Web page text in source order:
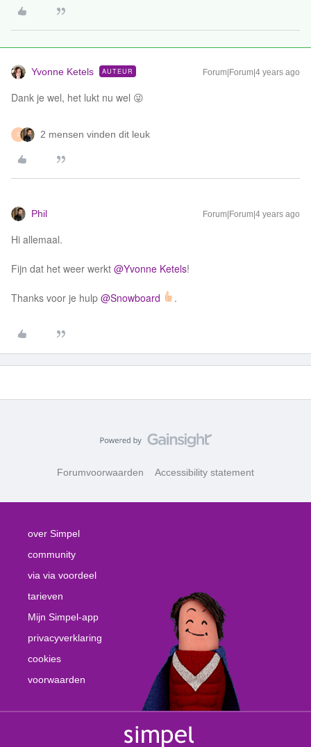
Yvonne Ketels AUTEUR Forum|Forum|4 years ago
Dank je wel, het lukt nu wel 😜
S 2 mensen vinden dit leuk
Phil Forum|Forum|4 years ago
Hi allemaal.
Fijn dat het weer werkt @Yvonne Ketels!
Thanks voor je hulp @Snowboard .
Forumvoorwaarden Accessibility statement
over Simpel
community
via via voordeel
tarieven
Mijn Simpel-app
privacyverklaring
cookies
voorwaarden